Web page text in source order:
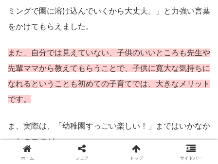
ミングで園に溶け込んでいくから大丈夫。」と力強い言葉
をかけてもらえました。
また、自分では見えていない、子供のいいところも先生や
先輩ママから教えてもらうことで、子供に寛大な気持ちに
なれるということも初めての子育てでは、大きなメリット
です。
ま、実際は、「幼稚園すっごい楽しい！」まではいかなか
ったのですが、、
ホーム シェア トップ サイドバー